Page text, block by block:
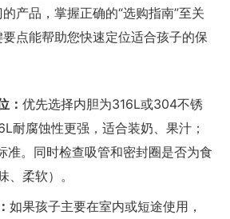
产品，掌握正确的“选购指南”至关
点能帮助您快速定位适合孩子的保
： 优先选择内胆为316L或304不锈
耐腐蚀性更强，适合装奶、果汁；
准。同时检查吸管和密封圈是否为食
、柔软）。
如果孩子主要在室内或短途使用，